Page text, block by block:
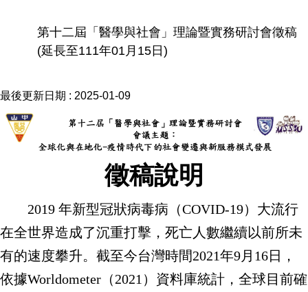
第十二屆「醫學與社會」理論暨實務研討會徵稿
(延長至111年01月15日)
最後更新日期 : 2025-01-09
徵稿說明
2019 年新型冠狀病毒病（COVID-19）大流行
在全世界造成了沉重打擊，死亡人數繼續以前所未
有的速度攀升。截至今台灣時間2021年9月 16日，
依據Worldometer （2021 ）資料庫統計，全球目前確